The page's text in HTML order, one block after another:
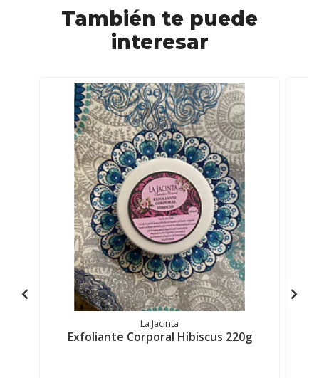
También te puede
interesar
La Jacinta
Exfoliante Corporal Hibiscus 220g